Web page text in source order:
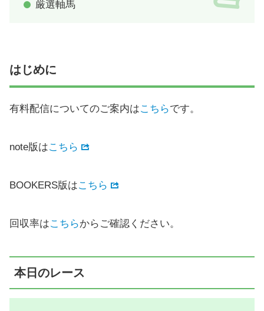
厳選軸馬
はじめに
有料配信についてのご案内はこちらです。
note版はこちら
BOOKERS版はこちら
回収率はこちらからご確認ください。
本日のレース